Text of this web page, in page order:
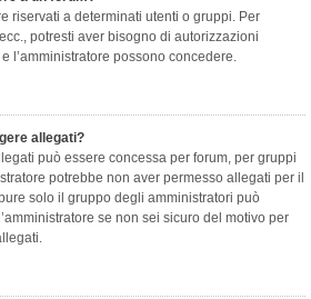
riservati a determinati utenti o gruppi. Per
potresti aver bisogno di autorizzazioni
l’amministratore possono concedere.
allegati?
può essere concessa per forum, per gruppi
potrebbe non aver permesso allegati per il
solo il gruppo degli amministratori può
se non sei sicuro del motivo per